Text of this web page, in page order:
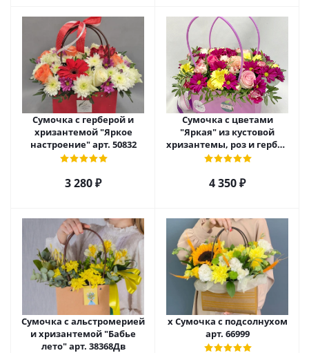
Сумочка с герберой и
хризантемой "Яркое
настроение" арт. 50832
3 280₽
Сумочка с цветами
"Яркая" из кустовой
хризантемы, роз и гербер
арт. 42134
4 350₽
Сумочка с альстромерией
и хризантемой "Бабье
лето" арт. 38368Дв
х Сумочка с подсолнухом
арт. 66999